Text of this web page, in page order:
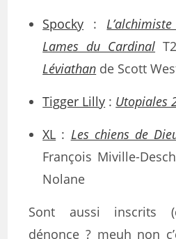
Spocky :
Lames du Cardinal
Léviathan de Scott
Tigger Lilly : Utopiales
XL : Les chiens de
François Miville-
Nolane
Sont aussi inscrits
dénonce ? meuh non